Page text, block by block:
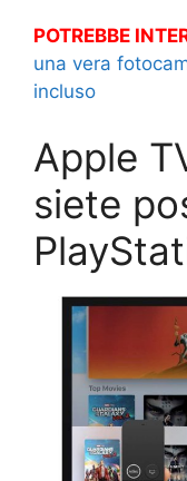
POTREBBE
una vera
incluso
Apple
siete